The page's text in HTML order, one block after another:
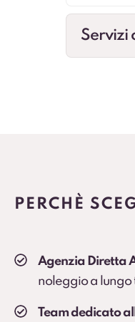
Servizi
PERCHÈ
Agenzia Diretta
noleggio a lungo
Team dedicato